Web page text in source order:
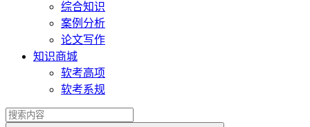
综合知识
案例分析
论文写作
知识商城
软考高项
软考系规